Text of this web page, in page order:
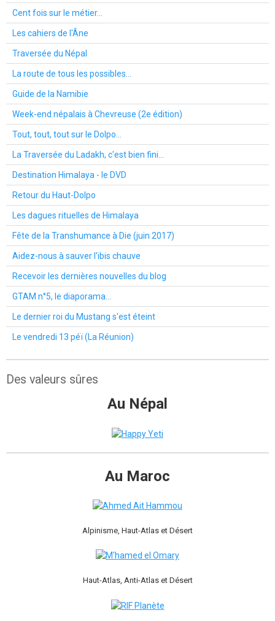
Cent fois sur le métier...
Les cahiers de l'Âne
Traversée du Népal
La route de tous les possibles...
Guide de la Namibie
Week-end népalais à Chevreuse (2e édition)
Tout, tout, tout sur le Dolpo...
La Traversée du Ladakh, c'est bien fini...
Destination Himalaya - le DVD
Retour du Haut-Dolpo
Les dagues rituelles de Himalaya
Fête de la Transhumance à Die (juin 2017)
Aidez-nous à sauver l'ibis chauve
Recevoir les dernières nouvelles du blog
GTAM n°5, le diaporama...
Le dernier roi du Mustang s'est éteint
Le vendredi 13 péï (La Réunion)
Des valeurs sûres
Au Népal
Au Maroc
Alpinisme, Haut-Atlas et Désert
Haut-Atlas, Anti-Atlas et Désert